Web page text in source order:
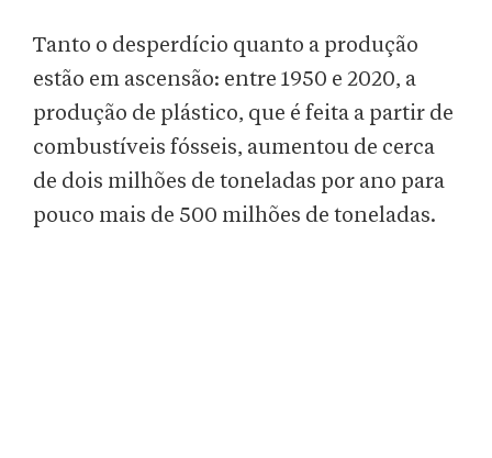
Tanto o desperdício quanto a produção
estão em ascensão: entre 1950 e 2020, a
produção de plástico, que é feita a partir de
combustíveis fósseis, aumentou de cerca
de dois milhões de toneladas por ano para
pouco mais de 500 milhões de toneladas.